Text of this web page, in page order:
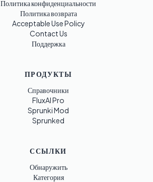
Политика конфиденциальности
Политика возврата
Acceptable Use Policy
Contact Us
Поддержка
ПРОДУКТЫ
Справочники
FluxAI Pro
Sprunki Mod
Sprunked
ССЫЛКИ
Обнаружить
Категория